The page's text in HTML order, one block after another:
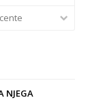
NJEGA